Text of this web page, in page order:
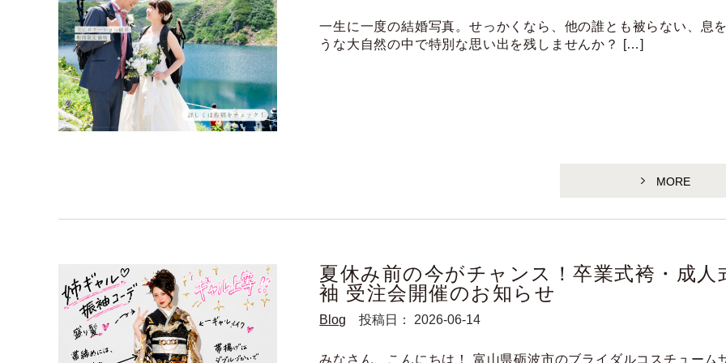
一生に一度の結婚写真。せっかくなら、他の誰とも被らない、息
うな大自然の中で特別な思い出を残しませんか？ […]
MORE
夏休み前の今がチャンス！卒業式袴・成人
袖 受注会開催のお知らせ
Blog 投稿日： 2026-06-14
みなさん、こんにちは！ 富山県砺波市のブライダルコスチューム